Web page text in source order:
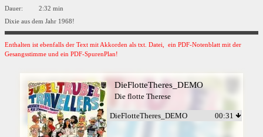
Dauer: 2:32 min
Dixie aus dem Jahr 1968!
Enthalten ist ebenfalls der Text mit Akkorden als txt. Datei, ein PDF-Notenblatt mit der
Gesangsstimme und ein PDF-SpurenPlan!
DieFlotteTheres_DEMO
Die flotte Therese
DieFlotteTheres_DEMO 00:31